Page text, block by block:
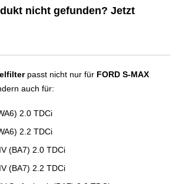
nicht gefunden? Jetzt
passt nicht nur für FORD S-MAX
auch für:
2.0 TDCi
2.2 TDCi
(BA7) 2.0 TDCi
(BA7) 2.2 TDCi